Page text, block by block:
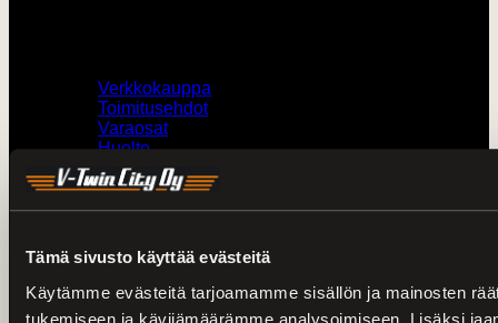
Tämä sivusto käyttää evästeitä
Käytämme evästeitä tarjoamamme sisällön ja mainosten
tukemiseen ja kävijämäärämme analysoimiseen. Lisäksi
Verkkokauppa
Toimitusehdot
Varaosat
Huolto
Ajankohtaista
Kaikki kampanjat